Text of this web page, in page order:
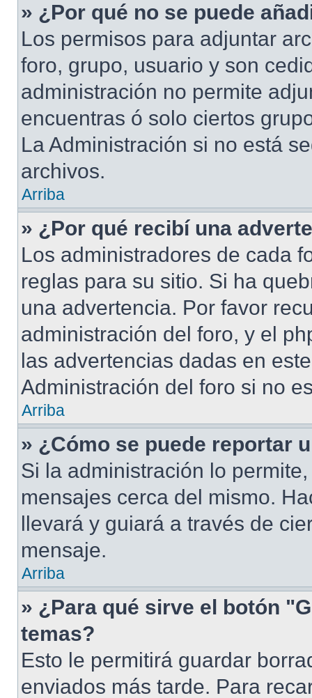
» ¿Por qué no se puede
Los permisos para adjuntar
foro, grupo, usuario y son
administración no permite
encuentras ó solo ciertos
La Administración si no está
archivos.
Arriba
» ¿Por qué recibí una
Los administradores de cada
reglas para su sitio. Si ha
una advertencia. Por favor
administración del foro, y el
las advertencias dadas en
Administración del foro si no
Arriba
» ¿Cómo se puede reportar
Si la administración lo
mensajes cerca del mismo.
llevará y guiará a través de
mensaje.
Arriba
» ¿Para qué sirve el botón
temas?
Esto le permitirá guardar
enviados más tarde. Para